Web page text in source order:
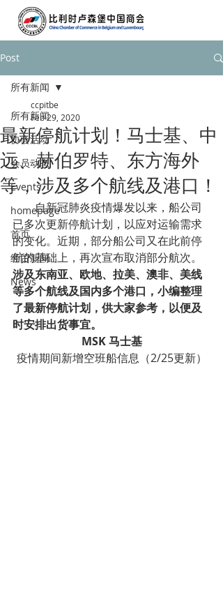
Post
所有新闻
协会活动
会员动态
Events
homepage
首页
经贸新闻
News
所有新闻
最新停航计划！马士基、中
远、赫伯罗特、东方海外
等，涉及多个航线及港口！
ccpitbe
Feb 29, 2020
        自新冠肺炎疫情爆发以来，船公司
已多次更新停航计划，以应对运输需求
的变化。近期，部分船公司又在此前停
航的基础上，再次宣布取消部分航次。
涉及东南亚、欧地、拉美、澳非、美线
等多个航线及国内多个港口，小编整理
了最新停航计划，供大家参考，以便及
时安排出货事宜。
MSK 马士基
疫情期间新增空班船信息（2/25更新）